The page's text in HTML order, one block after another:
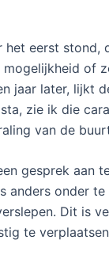
het eerst stond,
mogelijkheid of
jaar later, lijkt
zie ik die
van de
gesprek aan
anders onder
Dit is
te